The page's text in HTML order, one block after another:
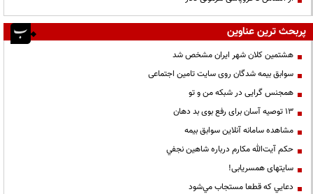
پربحث ترین عناوین
هشتمین کلان شهر ایران مشخص شد
سوابق بیمه شدگان روی سایت تامین اجتماعی
همجنس گرایی در شبکه من و تو
13 توصیه آسان برای رفع بوی بد دهان
مشاهده سامانه آنلاين سوابق بیمه
حكم آيت‌الله مكارم درباره شاهين نجفي
سایتهای همسریابی!
دعايي كه قطعا مستجاب مي‌شود